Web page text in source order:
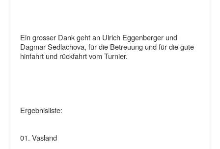
Ein grosser Dank geht an Ulrich Eggenberger und
Dagmar Sedlachova, für die Betreuung und für die gute
hinfahrt und rückfahrt vom Turnier.
Ergebnisliste:
01. Vasland